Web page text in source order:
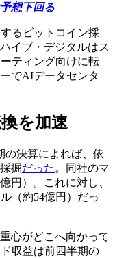
想下回る
るビットコイン採
イブ・デジタルはス
ティング向けに転
でAIデータセンタ
を加速
の決算によれば、依
掘だった 。同社のマ
円）。これに対し、
（約54億円）だっ
心がどこへ向かって
収益は前四半期の